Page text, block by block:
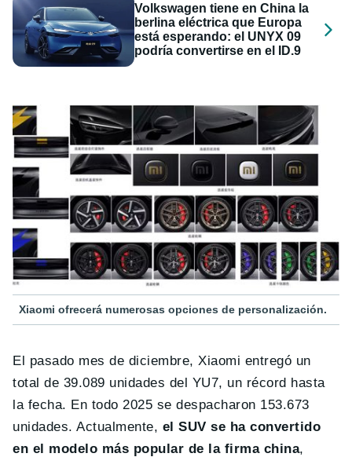
Volkswagen tiene en China la
berlina eléctrica que Europa
está esperando: el UNYX 09
podría convertirse en el ID.9
Xiaomi ofrecerá numerosas opciones de personalización.
El pasado mes de diciembre, Xiaomi entregó un
total de 39.089 unidades del YU7, un récord hasta
la fecha. En todo 2025 se despacharon 153.673
unidades. Actualmente, el SUV se ha convertido
en el modelo más popular de la firma china,